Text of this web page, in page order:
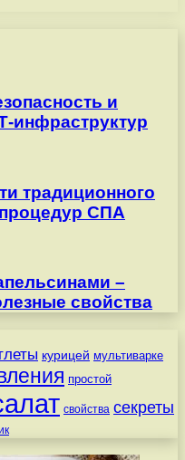
и
инфраструктур
традиционного
СПА
–
свойства
курицей мультиварке
простой
свойства секреты